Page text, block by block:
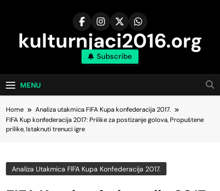
kulturnjaci2016.org
Subscribe
MENU
Home
Analiza utakmica FIFA Kupa konfederacija 2017.
FIFA Kup konfederacija 2017: Prilike za postizanje golova, Propuštene
prilike, Istaknuti trenuci igre
Analiza Utakmica FIFA Kupa Konfederacija 2017.